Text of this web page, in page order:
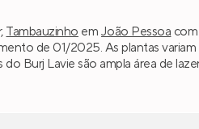
Tambauzinho em João Pessoa
de 01/2025. As plantas
do Burj Lavie são ampla área de